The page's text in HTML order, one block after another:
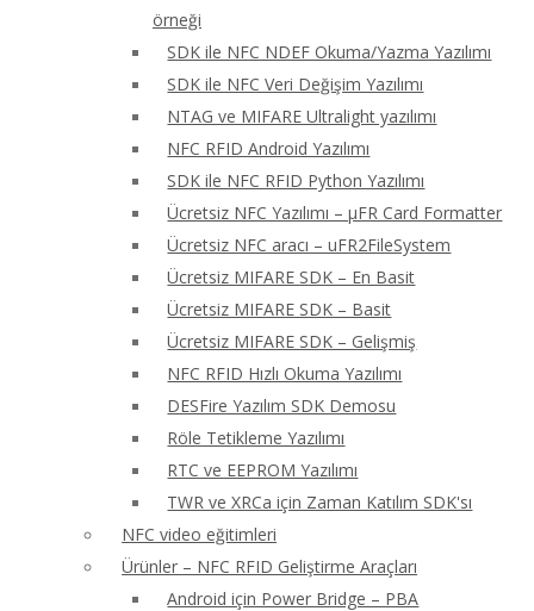
örneği
SDK ile NFC NDEF Okuma/Yazma Yazılımı
SDK ile NFC Veri Değişim Yazılımı
NTAG ve MIFARE Ultralight yazılımı
NFC RFID Android Yazılımı
SDK ile NFC RFID Python Yazılımı
Ücretsiz NFC Yazılımı – μFR Card Formatter
Ücretsiz NFC aracı – uFR2FileSystem
Ücretsiz MIFARE SDK – En Basit
Ücretsiz MIFARE SDK – Basit
Ücretsiz MIFARE SDK – Gelişmiş
NFC RFID Hızlı Okuma Yazılımı
DESFire Yazılım SDK Demosu
Röle Tetikleme Yazılımı
RTC ve EEPROM Yazılımı
TWR ve XRCa için Zaman Katılım SDK'sı
NFC video eğitimleri
Ürünler – NFC RFID Geliştirme Araçları
Android için Power Bridge – PBA